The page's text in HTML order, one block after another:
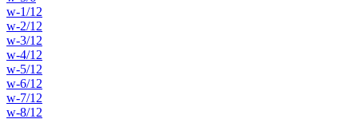
w-1/12
w-2/12
w-3/12
w-4/12
w-5/12
w-6/12
w-7/12
w-8/12